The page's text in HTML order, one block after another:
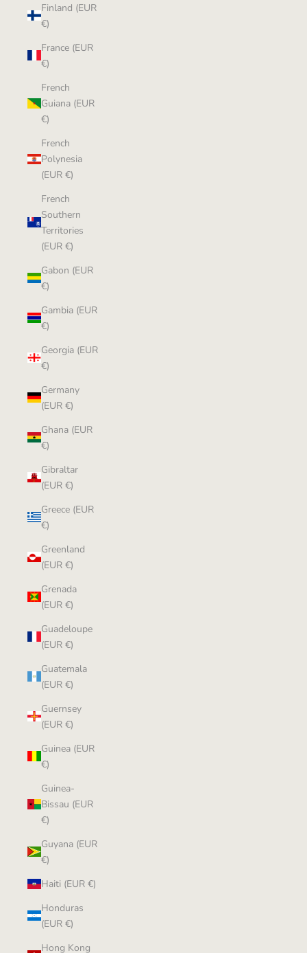
Finland (EUR
€)
France (EUR
€)
French
Guiana (EUR
€)
French
Polynesia
(EUR €)
French
Southern
Territories
(EUR €)
Gabon (EUR
€)
Gambia (EUR
€)
Georgia (EUR
€)
Germany
(EUR €)
Ghana (EUR
€)
Gibraltar
(EUR €)
Greece (EUR
€)
Greenland
(EUR €)
Grenada
(EUR €)
Guadeloupe
(EUR €)
Guatemala
(EUR €)
Guernsey
(EUR €)
Guinea (EUR
€)
Guinea-
Bissau (EUR
€)
Guyana (EUR
€)
Haiti (EUR €)
Honduras
(EUR €)
Hong Kong